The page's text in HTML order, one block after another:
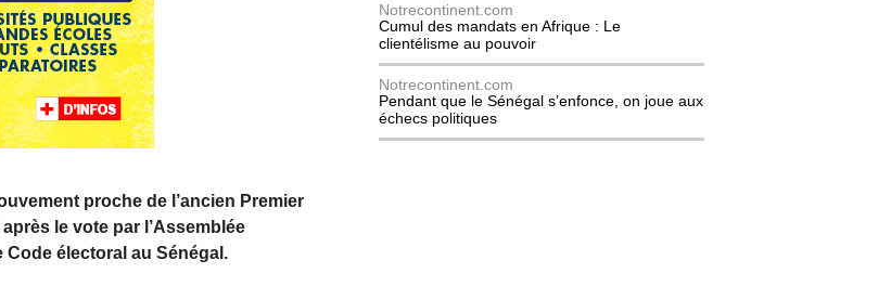
proche de l’ancien Premier
le vote par l’Assemblée
Code électoral au Sénégal.
Notrecontinent.com
Cumul des mandats en Afrique : Le
clientélisme au pouvoir
Notrecontinent.com
Pendant que le Sénégal s’enfonce, on joue aux
échecs politiques